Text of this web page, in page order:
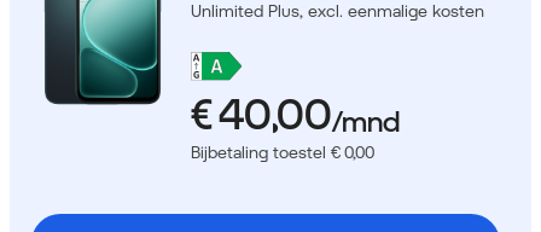
Unlimited Plus, excl. eenmalige kosten
Bijbetaling toestel € 0,00